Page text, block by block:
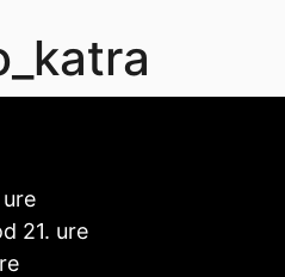
21. ure